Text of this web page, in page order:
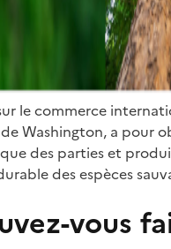
le commerce
Washington, a pour
des parties et
des espèces
vous